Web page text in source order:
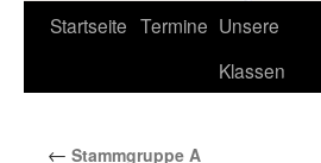
Startseite Termine Unsere
Klassen
← Stammgruppe A